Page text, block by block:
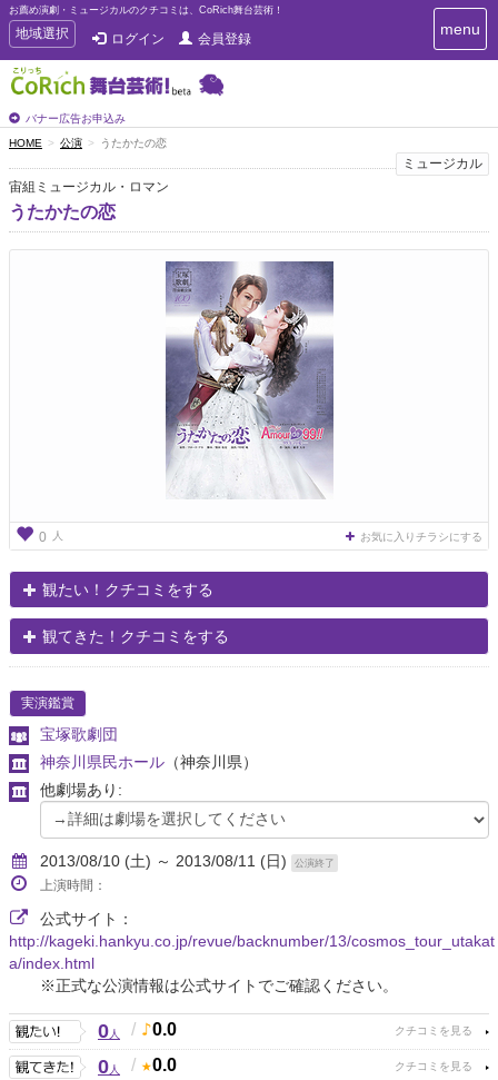
お薦め演劇・ミュージカルのクチコミは、CoRich舞台芸術！
T
o
g
g
e
n
a
v
i
g
地域選択 ログイン 会員登録
バナー広告お申込み
T
o
n
i
g
menu
HOME 公演 うたかたの恋
ミュージカル
宙組ミュージカル・ロマン
うたかたの恋
0 人 お気に入りチラシにする
観たい！クチコミをする
観てきた！クチコミをする
実演鑑賞
宝塚歌劇団
神奈川県民ホール （神奈川県）
他劇場あり:
2013/08/10 (土) ～ 2013/08/11 (日) 公演終了
上演時間：
公式サイト：
http://kageki.hankyu.co.jp/revue/backnumber/13/cosmos_tour_utakat
a/index.html
※正式な公演情報は公式サイトでご確認ください。
0人 / 0.0
0人 / 0.0